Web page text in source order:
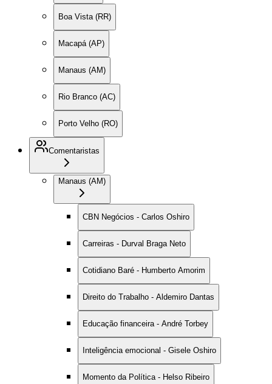
Boa Vista (RR)
Macapá (AP)
Manaus (AM)
Rio Branco (AC)
Porto Velho (RO)
Comentaristas
Manaus (AM)
CBN Negócios - Carlos Oshiro
Carreiras - Durval Braga Neto
Cotidiano Baré - Humberto Amorim
Direito do Trabalho - Aldemiro Dantas
Educação financeira - André Torbey
Inteligência emocional - Gisele Oshiro
Momento da Política - Helso Ribeiro